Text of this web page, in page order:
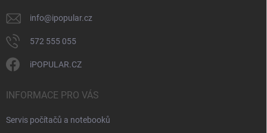
info@ipopular.cz
572 555 055
iPOPULAR.CZ
INFORMACE PRO VÁS
Servis počítačů a notebooků